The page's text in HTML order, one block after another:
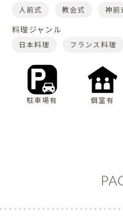
人前式 教会式 神前
料理ジャンル
日本料理 フランス料理
駐車場有 個室有